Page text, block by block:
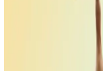
Apple MacBook Neo, düşük
üreticilerini zorluyor.
Windows optimizasyonu ve
OpenClaw Otomasyon
Talebindeki Artışın